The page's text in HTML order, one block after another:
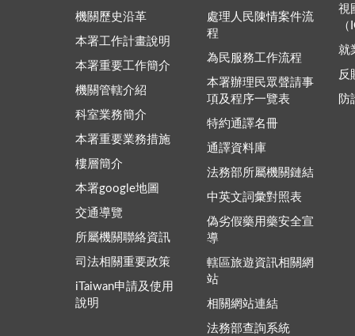
機關歷史沿革
本署工作計畫說明
本署重要工作簡介
機關管轄介紹
科室業務簡介
本署重要業務措施
樓層簡介
本署google地圖
交通導覽
所屬機關聯絡資訊
司法相關重要政策
iTaiwan申請及使用
說明
處理人民陳情案件流
程
為民服務工作流程
本署辦理民眾聲請事
項及程序一覽表
特約通譯名冊
通譯資料庫
法務部所屬機關鏈結
中英文詞彙對照表
偽劣假藥用藥安全宣
導
轄區旅遊資訊相關網
站
相關網站連結
法務部查詢系統
視
就
反
防